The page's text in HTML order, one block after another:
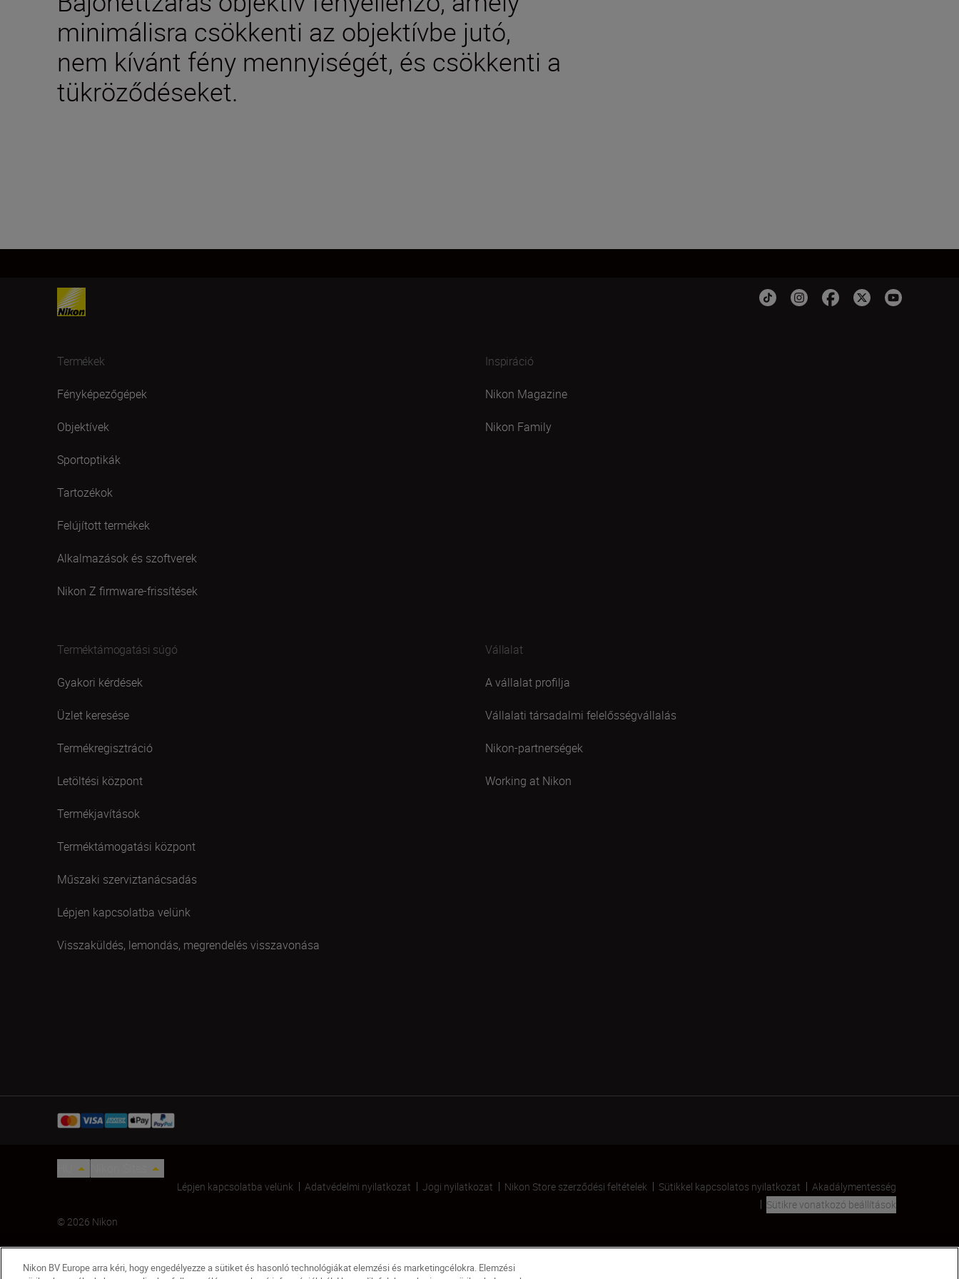
minimálisra csökkenti az objektívbe jutó,
nem kívánt fény mennyiségét, és csökkenti a
tükröződéseket.
Termékek
Fényképezőgépek
Objektívek
Sportoptikák
Tartozékok
Felújított termékek
Alkalmazások és szoftverek
Nikon Z firmware-frissítések
Inspiráció
Nikon Magazine
Nikon Family
Terméktámogatási súgó
Gyakori kérdések
Üzlet keresése
Termékregisztráció
Letöltési központ
Termékjavítások
Terméktámogatási központ
Műszaki szerviztanácsadás
Lépjen kapcsolatba velünk
Visszaküldés, lemondás, megrendelés visszavonása
Vállalat
A vállalat profilja
Vállalati társadalmi felelősségvállalás
Nikon-partnerségek
Working at Nikon
Lépjen kapcsolatba velünk Adatvédelmi nyilatkozat Jogi nyilatkozat Nikon Store szerződési feltételek Sütikkel kapcsolatos nyilatkozat
Akadálymentesség
Sütikre vonatkozó beállítások
© 2026 Nikon
Nikon BV Europe arra kéri, hogy engedélyezze a sütiket és hasonló technológiákat elemzési és marketingcélokra. Elemzési